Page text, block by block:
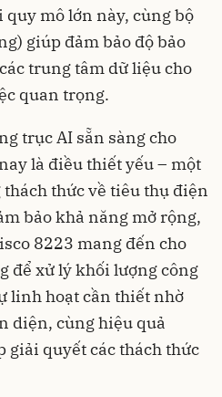
mô lớn này, cùng bộ
giúp đảm bảo độ bảo
trung tâm dữ liệu cho
quan trọng.
trục AI sẵn sàng cho
là điều thiết yếu – một
thách thức về tiêu thụ điện
bảo khả năng mở rộng,
8223 mang đến cho
để xử lý khối lượng công
linh hoạt cần thiết nhờ
diện, cùng hiệu quả
giải quyết các thách thức